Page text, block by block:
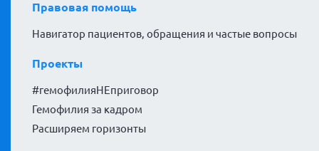
Правовая помощь
Навигатор пациентов, обращения и частые вопросы
Проекты
#гемофилияНЕприговор
Гемофилия за кадром
Расширяем горизонты